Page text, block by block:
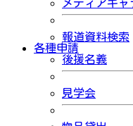
メディアギャ
報道資料検索
各種申請
後援名義
見学会